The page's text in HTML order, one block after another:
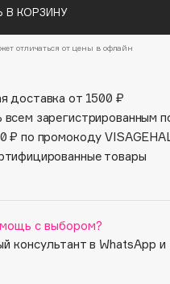
В КОРЗИНУ
отличаться от цены в офлайн
доставка от 1500 ₽
всем зарегистрированным
₽ по промокоду
товары
с выбором?
консультант в WhatsApp и